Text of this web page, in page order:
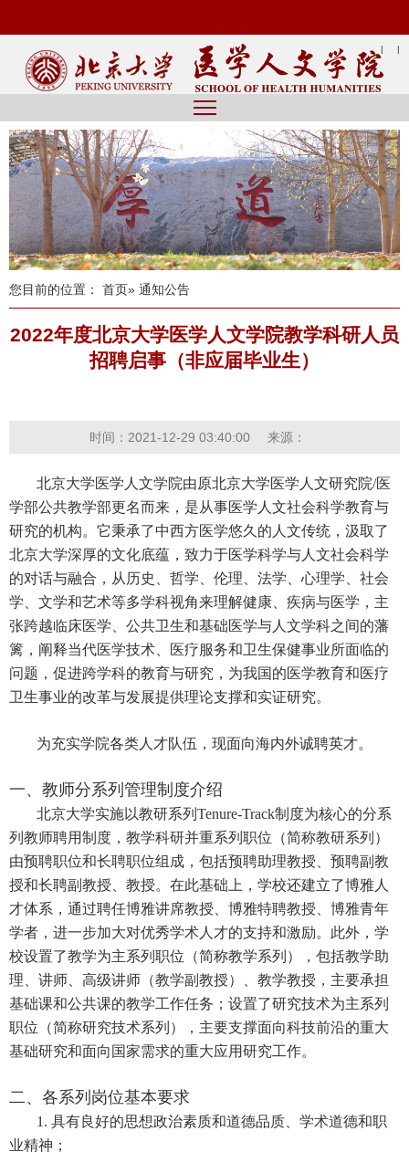
| |
您目前的位置： 首页» 通知公告
2022年度北京大学医学人文学院教学科研人员
招聘启事（非应届毕业生）
时间：2021-12-29 03:40:00 来源：
北京大学医学人文学院由原北京大学医学人文研究院/医
学部公共教学部更名而来，是从事医学人文社会科学教育与
研究的机构。它秉承了中西方医学悠久的人文传统，汲取了
北京大学深厚的文化底蕴，致力于医学科学与人文社会科学
的对话与融合，从历史、哲学、伦理、法学、心理学、社会
学、文学和艺术等多学科视角来理解健康、疾病与医学，主
张跨越临床医学、公共卫生和基础医学与人文学科之间的藩
篱，阐释当代医学技术、医疗服务和卫生保健事业所面临的
问题，促进跨学科的教育与研究，为我国的医学教育和医疗
卫生事业的改革与发展提供理论支撑和实证研究。
为充实学院各类人才队伍，现面向海内外诚聘英才。
一、教师分系列管理制度介绍
北京大学实施以教研系列Tenure-Track制度为核心的分系
列教师聘用制度，教学科研并重系列职位（简称教研系列）
由预聘职位和长聘职位组成，包括预聘助理教授、预聘副教
授和长聘副教授、教授。在此基础上，学校还建立了博雅人
才体系，通过聘任博雅讲席教授、博雅特聘教授、博雅青年
学者，进一步加大对优秀学术人才的支持和激励。此外，学
校设置了教学为主系列职位（简称教学系列），包括教学助
理、讲师、高级讲师（教学副教授）、教学教授，主要承担
基础课和公共课的教学工作任务；设置了研究技术为主系列
职位（简称研究技术系列），主要支撑面向科技前沿的重大
基础研究和面向国家需求的重大应用研究工作。
二、各系列岗位基本要求
1. 具有良好的思想政治素质和道德品质、学术道德和职
业精神；